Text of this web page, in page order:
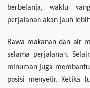
berbelanja, waktu
perjalanan akan jauh
Bawa makanan dan air
selama perjalanan.
minuman juga
posisi menyetir. Ketika